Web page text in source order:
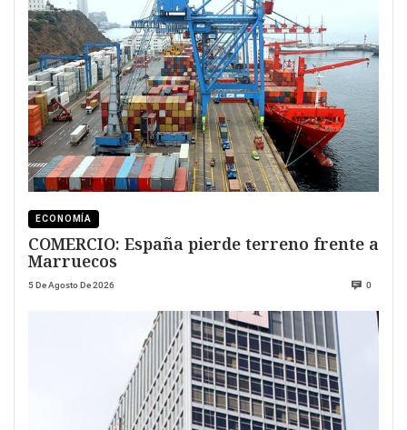
ECONOMÍA
COMERCIO: España pierde terreno frente a
Marruecos
5 De Agosto De 2026 0